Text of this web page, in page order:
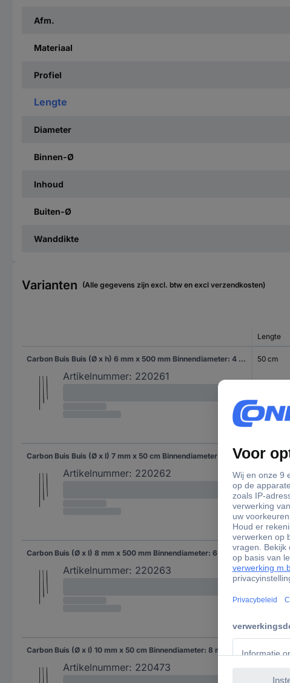
Afm.
Materiaal
Profiel
Lengte
Diameter
Binnen-Ø
Inhoud
Buiten-Ø
Wanddikte
Varianten (Alle gegevens zijn excl. btw en excl verzendkosten)
Lengte
Carbon Buis Buis (Ø x h) 6 mm x 500 mm Binnendiameter: 4 mm
Artikelnummer: 220261
50 cm
Carbon Buis Buis (Ø x l) 7 mm x 50 cm Binnendiameter: 5 mm
Artikelnummer: 220262
50 cm
Carbon Buis (Ø x l) 8 mm x 500 mm Binnendiameter: 6 mm
Artikelnummer: 220263
500 mm
Carbon Buis (Ø x l) 10 mm x 50 cm Binnendiameter: 8 mm
Artikelnummer: 220473
50 cm